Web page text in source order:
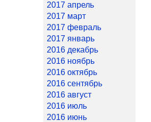
2017 апрель
2017 март
2017 февраль
2017 январь
2016 декабрь
2016 ноябрь
2016 октябрь
2016 сентябрь
2016 август
2016 июль
2016 июнь